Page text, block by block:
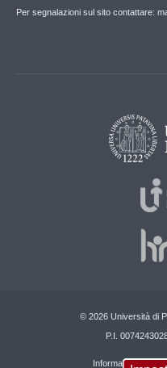
Per segnalazioni sul sito contattare:
© 2026 Università di
P.I.
Informazioni su